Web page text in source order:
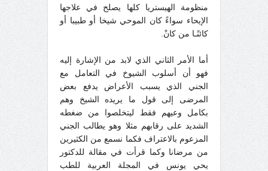
منظومة الهيستريا كلها يصلح في علاجها
الإيحاء سواءً كان الموحي شيخا أو طبيبا أو
كائنًـا من كانْ.
أما الأمر الثاني الذي لابد من الإشارة إليه
فهو أن أسلوب الشيوخ في التعامل مع
الجني الذي يسبب الأعراض يدفع بعض
المرضى إلى قول ما يريده الشيخ وهم
بكامل وعيهم فقط ليتخلصوا من ضغطه
الشديد على رقابهم مثلا وهو يطالب الجني
المزعوم بالاعتراف فكما نسمع من الكثيرين
من مرضانا وكما قرأت في مقالة للدكتور
يحي يونس في المجلة العربية للطب